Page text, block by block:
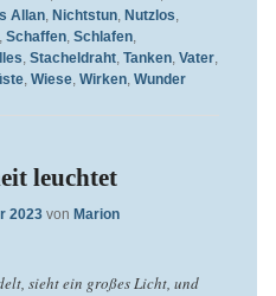
Allan, Nichtstun, Nutzlos,
Schaffen, Schlafen,
, Stacheldraht, Tanken, Vater,
, Wiese, Wirken, Wunder
leuchtet
2023 von Marion
sieht ein großes Licht, und